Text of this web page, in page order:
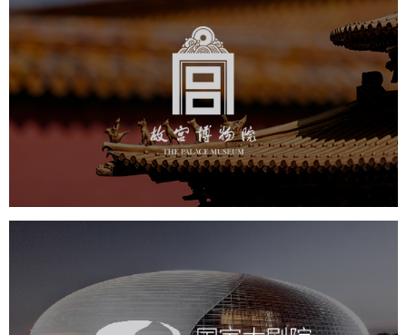
故宫博物院
文化艺术 博物馆 智慧博物馆
博物馆网站建设
景区网站建设
文创商城 万能专题 网站代运营
国家大剧院